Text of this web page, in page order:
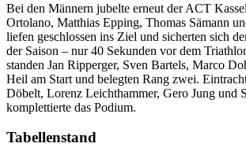
Bei den Männern jubelte erneut der ACT
Ortolano, Matthias Epping, Thomas Sämann
liefen geschlossen ins Ziel und sicherten sich
der Saison – nur 40 Sekunden vor dem
standen Jan Ripperger, Sven Bartels, Marco
Heil am Start und belegten Rang zwei.
Döbelt, Lorenz Leichthammer, Gero Jung und
komplettierte das Podium.
Tabellenstand